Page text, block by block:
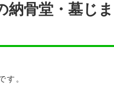
納骨堂・墓じ
す。